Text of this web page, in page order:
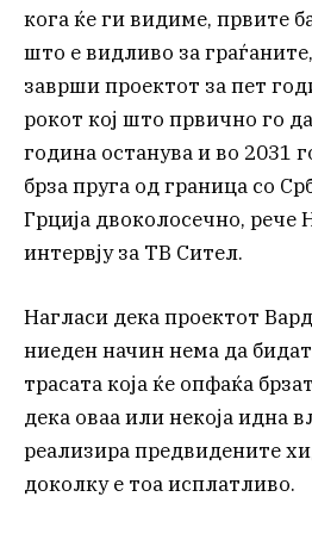
кога ќе ги видиме, првите
што е видливо за
заврши проектот за пет
рокот кој што првично го
година останува и во 2031
брза пруга од граница со
Грција двоколосечно, рече
интервју за ТВ Сител.
Нагласи дека проектот
ниеден начин нема да
трасата која ќе опфаќа
дека оваа или некоја идна
реализира предвидените
доколку е тоа исплатливо.